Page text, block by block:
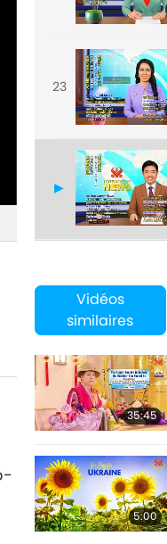
23
25
27
Vidéos
similaires
35:45
5:00